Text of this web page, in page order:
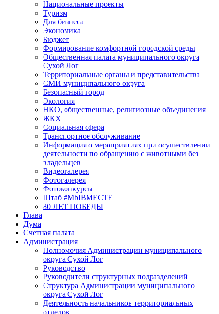
Национальные проекты
Туризм
Для бизнеса
Экономика
Бюджет
Формирование комфортной городской среды
Общественная палата муниципального округа
Сухой Лог
Территориальные органы и представительства
СМИ муниципального округа
Безопасный город
Экология
НКО, общественные, религиозные объединения
ЖКХ
Социальная сфера
Транспортное обслуживание
Информация о мероприятиях при осуществлении
деятельности по обращению с животными без
владельцев
Видеогалерея
Фотогалерея
Фотоконкурсы
Штаб #MbIBMECTE
80 ЛЕТ ПОБЕДЫ
Глава
Дума
Счетная палата
Администрация
Полномочия Администрации муниципального
округа Сухой Лог
Руководство
Руководители структурных подразделений
Структура Администрации муниципального
округа Сухой Лог
Деятельность начальников территориальных
отделов